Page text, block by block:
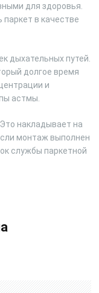
для здоровья.
в качестве
дыхательных путей.
долгое время
и
астмы.
накладывает на
монтаж выполнен
службы паркетной